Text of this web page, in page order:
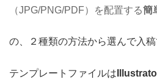
（JPG/PNG/PDF）を配置する簡
の、２種類の方法から選んで入稿
テンプレートファイルは